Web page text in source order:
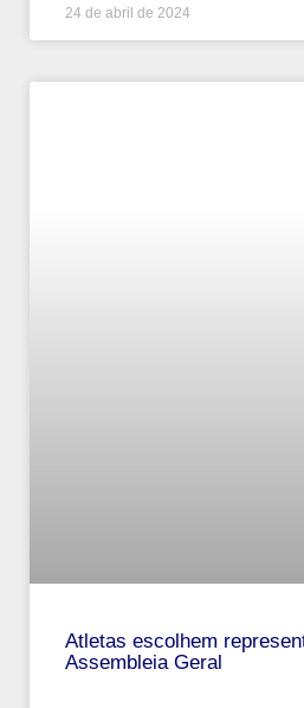
24 de abril de 2024
Atletas escolhem
Assembleia Geral